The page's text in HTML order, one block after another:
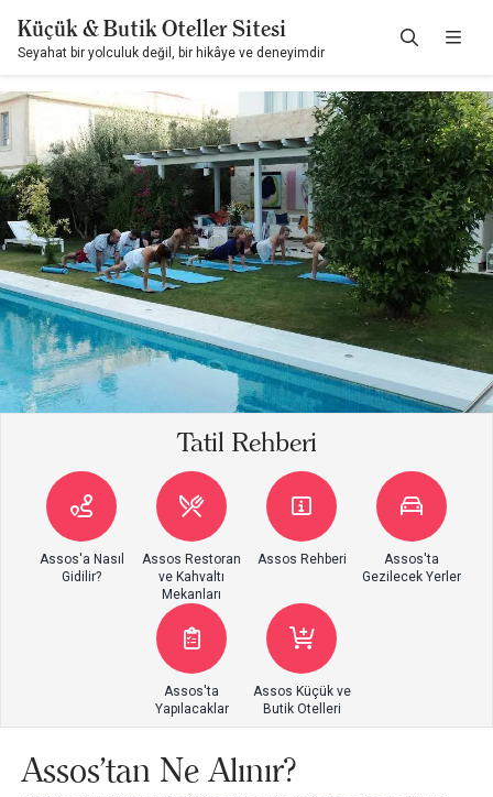
Küçük & Butik Oteller Sitesi
Seyahat bir yolculuk değil, bir hikâye ve deneyimdir
Tatil Rehberi
Assos'a Nasıl
Gidilir?
Assos Restoran
ve Kahvaltı
Mekanları
Assos Rehberi
Assos'ta
Gezilecek Yerler
Assos'ta
Yapılacaklar
Assos Küçük ve
Butik Otelleri
Assos'tan Ne Alınır?